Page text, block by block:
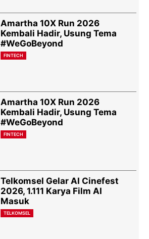
Amartha 10X Run 2026
Kembali Hadir, Usung Tema
#WeGoBeyond
FINTECH
Amartha 10X Run 2026
Kembali Hadir, Usung Tema
#WeGoBeyond
FINTECH
Telkomsel Gelar AI Cinefest
2026, 1.111 Karya Film AI
Masuk
TELKOMSEL